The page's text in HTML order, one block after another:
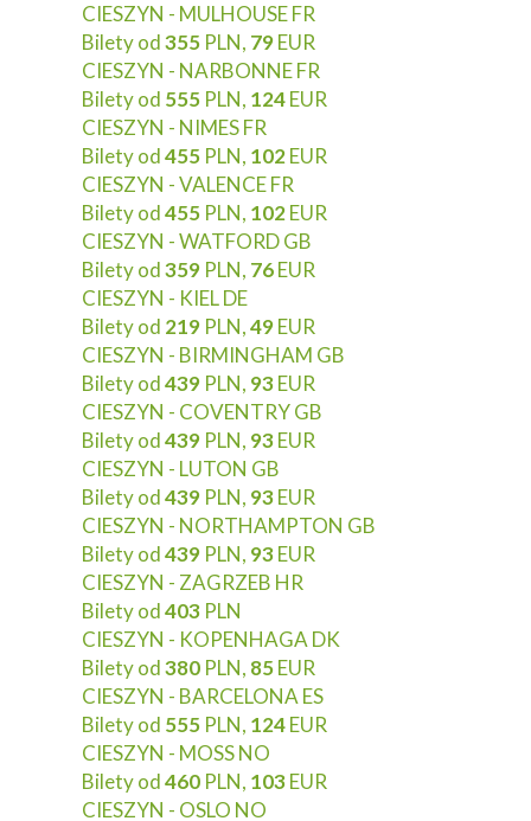
CIESZYN - MULHOUSE FR
Bilety od355 PLN, 79EUR
CIESZYN - NARBONNE FR
Bilety od 555 PLN, 124EUR
CIESZYN - NIMES FR
Bilety od455 PLN, 102EUR
CIESZYN - VALENCE FR
Bilety od455 PLN, 102EUR
CIESZYN - WATFORD GB
Bilety od359 PLN, 76EUR
CIESZYN - KIEL DE
Bilety od 219 PLN,49EUR
CIESZYN - BIRMINGHAM GB
Bilety od439 PLN, 93EUR
CIESZYN - COVENTRY GB
Bilety od439 PLN, 93EUR
CIESZYN - LUTON GB
Bilety od439 PLN, 93EUR
CIESZYN - NORTHAMPTON GB
Bilety od439 PLN, 93EUR
CIESZYN - ZAGRZEB HR
Bilety od403 PLN
CIESZYN - KOPENHAGA DK
Bilety od380 PLN, 85EUR
CIESZYN - BARCELONA ES
Bilety od 555 PLN, 124EUR
CIESZYN - MOSS NO
Bilety od460 PLN, 103EUR
CIESZYN - OSLO NO